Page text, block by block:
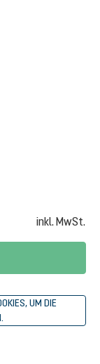
inkl. MwSt.
UM DIE